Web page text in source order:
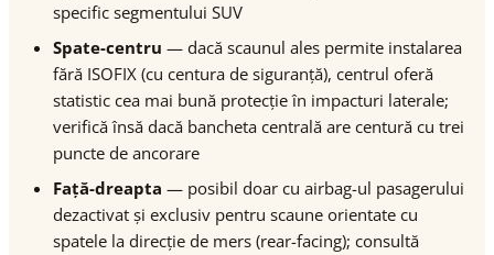
specific segmentului SUV
Spate-centru — dacă scaunul ales permite instalarea
fără ISOFIX (cu centura de siguranță), centrul oferă
statistic cea mai bună protecție în impacturi laterale;
verifică însă dacă bancheta centrală are centură cu trei
puncte de ancorare
Față-dreapta — posibil doar cu airbag-ul pasagerului
dezactivat și exclusiv pentru scaune orientate cu
spatele la direcție de mers (rear-facing); consultă